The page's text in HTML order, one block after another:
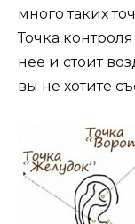
много таких
Точка
нее и стоит
вы не хотите